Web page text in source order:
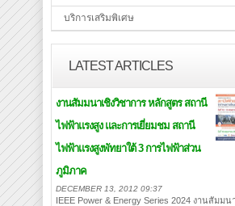
บริการเสริมพิเศษ
LATEST ARTICLES
งานสัมมนาเชิงวิชาการ หลักสูตร สถานี
ไฟฟ้าแรงสูง และการเยี่ยมชม สถานี
ไฟฟ้าแรงสูงพัทยาใต้ 3 การไฟฟ้าส่วน
ภูมิภาค
DECEMBER 13, 2012 09:37
IEEE Power & Energy Series 2024 งานสัมมน